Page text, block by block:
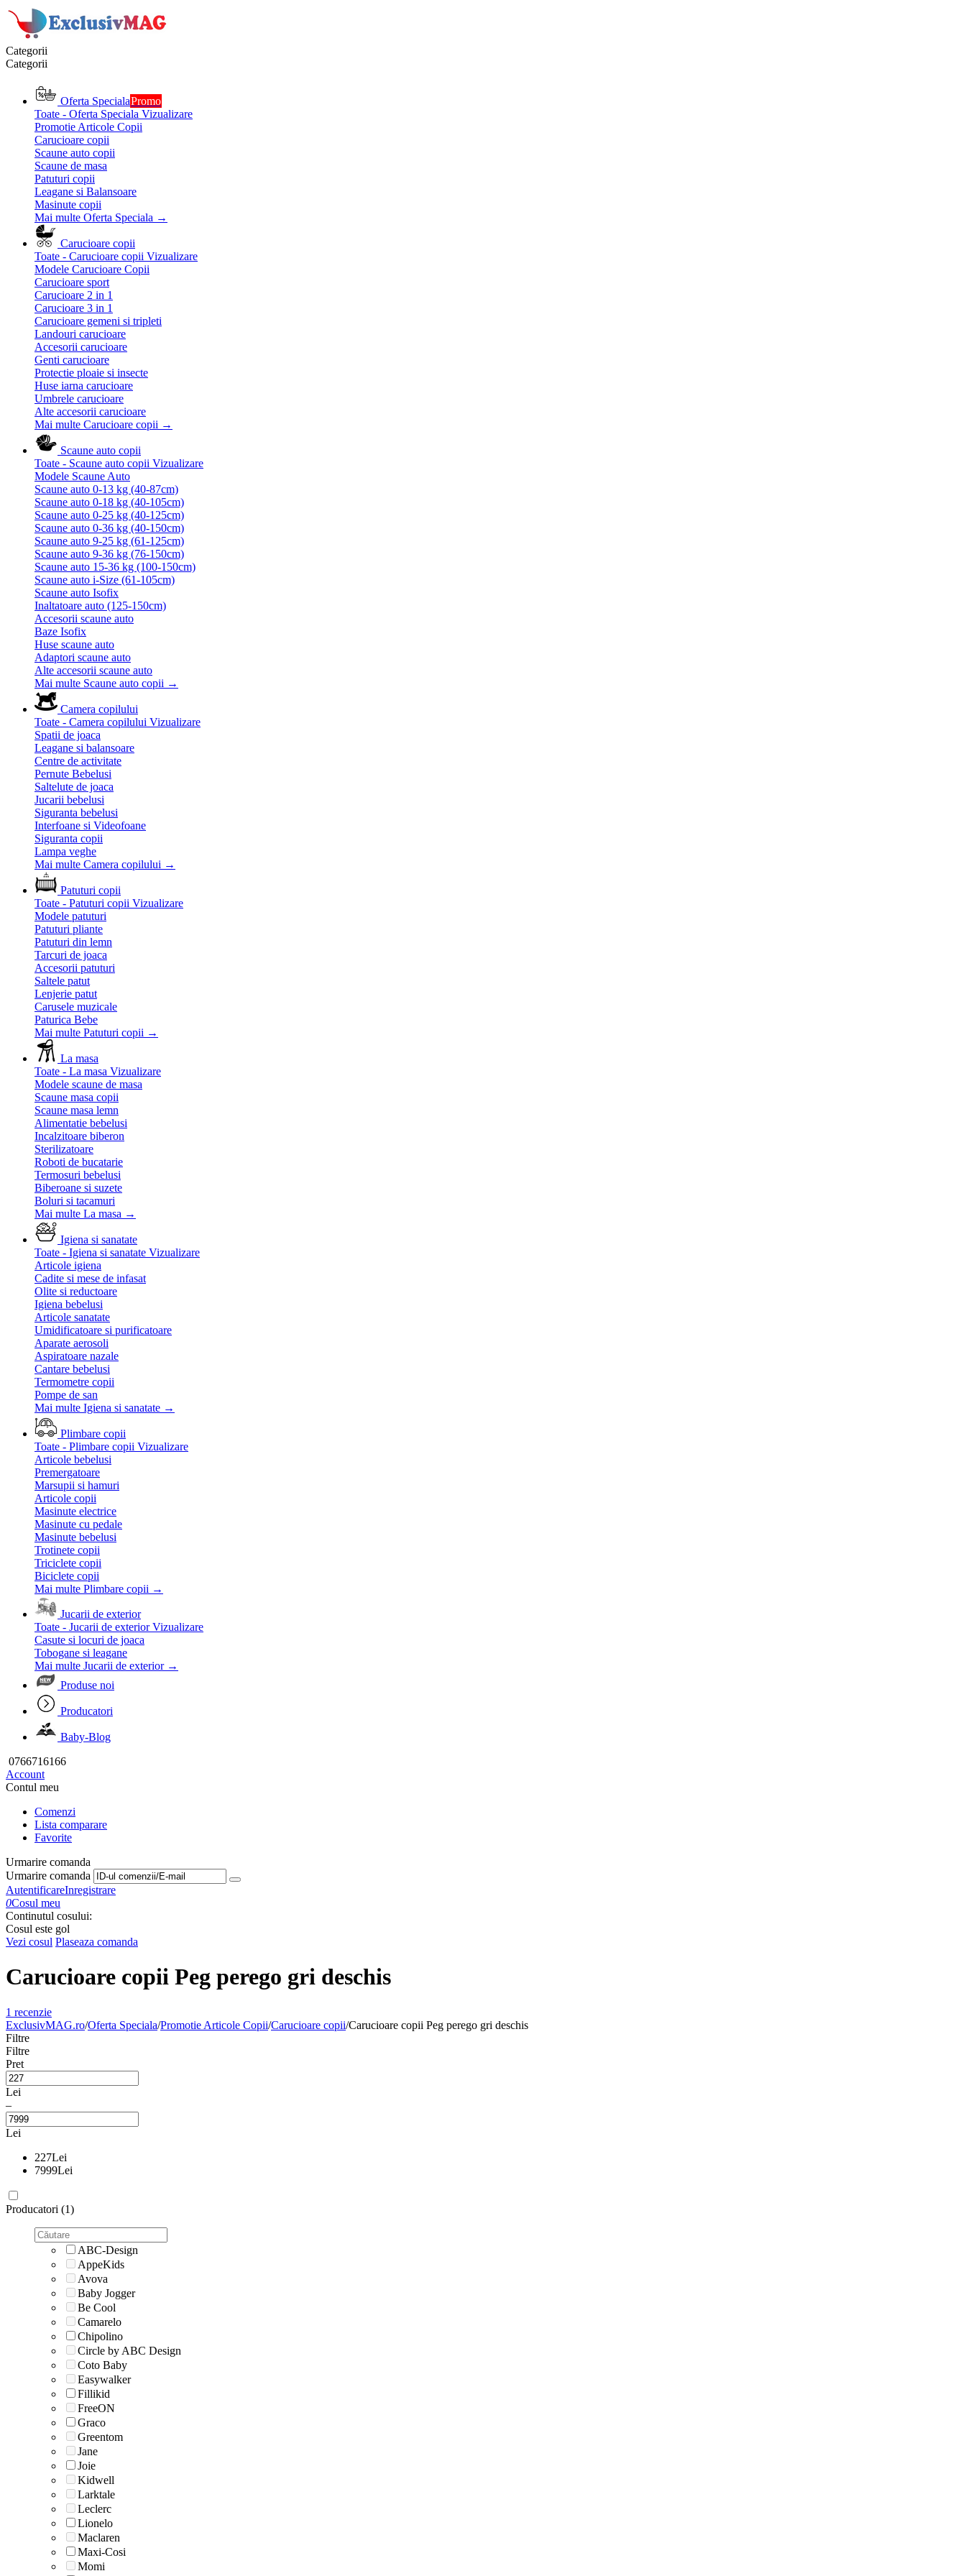
Categorii
Categorii
Oferta SpecialaPromo
Toate - Oferta Speciala Vizualizare
Promotie Articole Copii
Carucioare copii
Scaune auto copii
Scaune de masa
Patuturi copii
Leagane si Balansoare
Masinute copii
Mai multe Oferta Speciala →
Carucioare copii
Toate - Carucioare copii Vizualizare
Modele Carucioare Copii
Carucioare sport
Carucioare 2 in 1
Carucioare 3 in 1
Carucioare gemeni si tripleti
Landouri carucioare
Accesorii carucioare
Genti carucioare
Protectie ploaie si insecte
Huse iarna carucioare
Umbrele carucioare
Alte accesorii carucioare
Mai multe Carucioare copii →
Scaune auto copii
Toate - Scaune auto copii Vizualizare
Modele Scaune Auto
Scaune auto 0-13 kg (40-87cm)
Scaune auto 0-18 kg (40-105cm)
Scaune auto 0-25 kg (40-125cm)
Scaune auto 0-36 kg (40-150cm)
Scaune auto 9-25 kg (61-125cm)
Scaune auto 9-36 kg (76-150cm)
Scaune auto 15-36 kg (100-150cm)
Scaune auto i-Size (61-105cm)
Scaune auto Isofix
Inaltatoare auto (125-150cm)
Accesorii scaune auto
Baze Isofix
Huse scaune auto
Adaptori scaune auto
Alte accesorii scaune auto
Mai multe Scaune auto copii →
Camera copilului
Toate - Camera copilului Vizualizare
Spatii de joaca
Leagane si balansoare
Centre de activitate
Pernute Bebelusi
Saltelute de joaca
Jucarii bebelusi
Siguranta bebelusi
Interfoane si Videofoane
Siguranta copii
Lampa veghe
Mai multe Camera copilului →
Patuturi copii
Toate - Patuturi copii Vizualizare
Modele patuturi
Patuturi pliante
Patuturi din lemn
Tarcuri de joaca
Accesorii patuturi
Saltele patut
Lenjerie patut
Carusele muzicale
Paturica Bebe
Mai multe Patuturi copii →
La masa
Toate - La masa Vizualizare
Modele scaune de masa
Scaune masa copii
Scaune masa lemn
Alimentatie bebelusi
Incalzitoare biberon
Sterilizatoare
Roboti de bucatarie
Termosuri bebelusi
Biberoane si suzete
Boluri si tacamuri
Mai multe La masa →
Igiena si sanatate
Toate - Igiena si sanatate Vizualizare
Articole igiena
Cadite si mese de infasat
Olite si reductoare
Igiena bebelusi
Articole sanatate
Umidificatoare si purificatoare
Aparate aerosoli
Aspiratoare nazale
Cantare bebelusi
Termometre copii
Pompe de san
Mai multe Igiena si sanatate →
Plimbare copii
Toate - Plimbare copii Vizualizare
Articole bebelusi
Premergatoare
Marsupii si hamuri
Articole copii
Masinute electrice
Masinute cu pedale
Masinute bebelusi
Trotinete copii
Triciclete copii
Biciclete copii
Mai multe Plimbare copii →
Jucarii de exterior
Toate - Jucarii de exterior Vizualizare
Casute si locuri de joaca
Tobogane si leagane
Mai multe Jucarii de exterior →
Produse noi
Producatori
Baby-Blog
0766716166
Account
Contul meu
Comenzi
Lista comparare
Favorite
Urmarire comanda
Urmarire comanda
AutentificareInregistrare
0Cosul meu
Continutul cosului:
Cosul este gol
Vezi cosul Plaseaza comanda
Carucioare copii Peg perego gri deschis
1 recenzie
ExclusivMAG.ro/Oferta Speciala/Promotie Articole Copii/Carucioare copii/Carucioare copii Peg perego gri deschis
Filtre
Filtre
Pret
Lei
–
Lei
227Lei
7999Lei
Producatori (1)
ABC-Design
AppeKids
Avova
Baby Jogger
Be Cool
Camarelo
Chipolino
Circle by ABC Design
Coto Baby
Easywalker
Fillikid
FreeON
Graco
Greentom
Jane
Joie
Kidwell
Larktale
Leclerc
Lionelo
Maclaren
Maxi-Cosi
Momi